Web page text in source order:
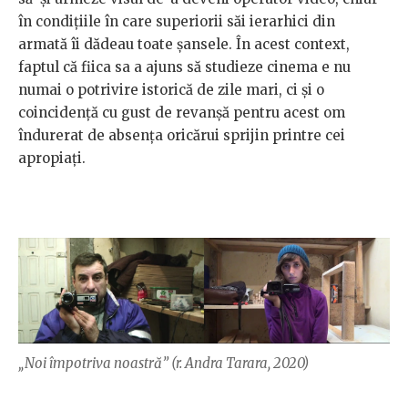
în condițiile în care superiorii săi ierarhici din
armată îi dădeau toate șansele. În acest context,
faptul că fiica sa a ajuns să studieze cinema e nu
numai o potrivire istorică de zile mari, ci și o
coincidență cu gust de revanșă pentru acest om
îndurerat de absența oricărui sprijin printre cei
apropiați.
„Noi împotriva noastră” (r. Andra Tarara, 2020)